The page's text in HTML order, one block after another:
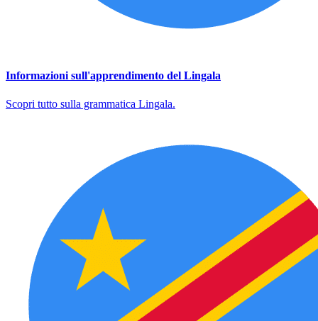
Informazioni sull'apprendimento del Lingala
Scopri tutto sulla grammatica Lingala.